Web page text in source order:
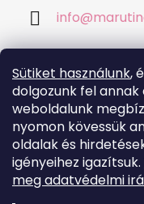
Sütiket használunk,
dolgozunk fel
weboldalunk
nyomon kövessük
oldalak és
igényeihez igazítsuk.
meg adatvédelmi
info@
Online fizetési